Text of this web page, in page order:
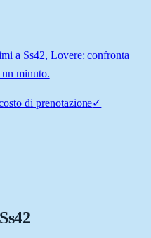
a Ss42, Lovere: confronta
un minuto.
di prenotazione✓
Ss42